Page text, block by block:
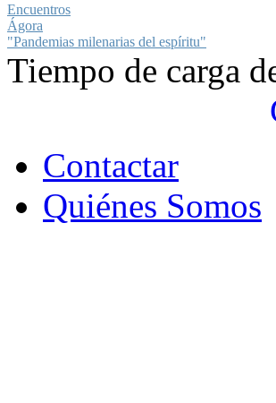
Encuentros
Ágora
"Pandemias milenarias del espíritu"
Tiempo de carga
Contactar
Quiénes Somos